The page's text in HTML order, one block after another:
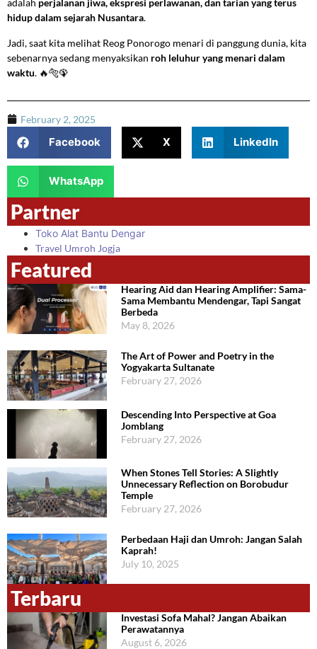
adalah perjalanan jiwa, ekspresi perlawanan, dan tarian yang terus
hidup dalam sejarah Nusantara.
Jadi, saat kita melihat Reog Ponorogo menari di panggung dunia, kita
sebenarnya sedang menyaksikan roh leluhur yang menari dalam
waktu. 🔥🐅🦚
February 2, 2025
Facebook X LinkedIn
WhatsApp
Partner
Toko Alat Bantu Dengar
Travel Umroh Jogja
Featured
Hearing Aid dan Hearing Amplifier: Sama-
Sama Membantu Mendengar, Tapi Sangat
Berbeda
May 8, 2026
The Art of Power and Poetry in the
Yogyakarta Sultanate
February 27, 2026
Descending Into Perspective at Goa
Jomblang
February 27, 2026
When Stones Tell Stories: A Slightly
Unnecessary Reflection on Borobudur
Temple
February 27, 2026
Perbedaan Haji dan Umroh: Jangan Salah
Kaprah!
July 10, 2025
Terbaru
Investasi Sofa Mahal? Jangan Abaikan
Perawatannya
August 6, 2026